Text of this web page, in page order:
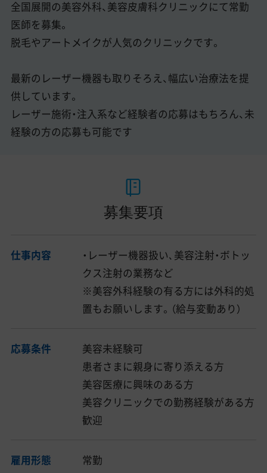
医師採用ご担当者様・その他問い合わせ
全国展開の美容外科、美容皮膚科クリニックにて常勤
医師を募集。
脱毛やアートメイクが人気のクリニックです。
最新のレーザー機器も取りそろえ、幅広い治療法を提
供しています。
レーザー施術・注入系など経験者の応募はもちろん、未
経験の方の応募も可能です
募集要項
仕事内容
・レーザー機器扱い､美容注射・ボトッ
クス注射の業務など
※美容外科経験の有る方には外科的処
置もお願いします。（給与変動あり）
応募条件
美容未経験可
患者さまに親身に寄り添える方
美容医療に興味のある方
美容クリニックでの勤務経験がある方
歓迎
雇用形態 常勤